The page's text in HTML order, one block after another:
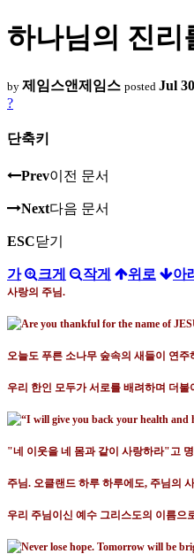
하나님의 진리
by 제임스앤제임스 posted Jul
?
단축키
Prev이전 문서
Next다음 문서
ESC닫기
가 크게 작게 위로 아
사랑의 주님.
오늘도 푸른 소나무 숲속의 새들이 연주
우리 한인 모두가 서로를 배려하며 더
"네 이웃을 네 몸과 같이 사랑하라"고
주님. 오클랜드 하루 하루에도, 주님의
우리 주님이신 예수 그리스도의 이름으